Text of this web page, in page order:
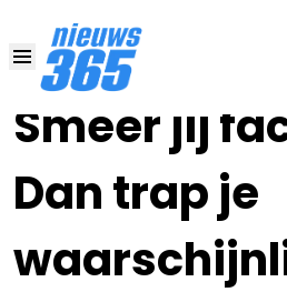
Smeer jij
Dan trap je
22 MEI , 21:00•